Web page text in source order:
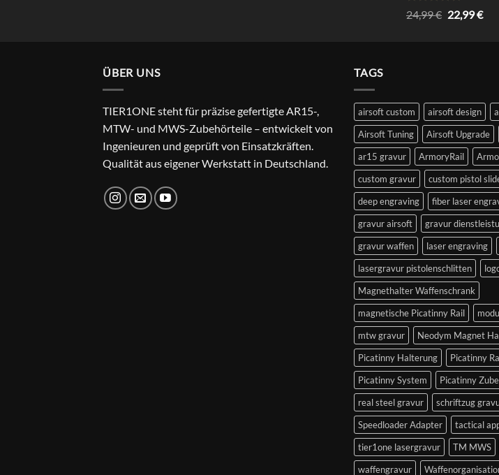
Rated4.67
out of 5
24,99€ Original
22,99€
ÜBER UNS
TIER1ONE steht für präzise gefertigte AR15-,
MTW- und MWS-Zubehörteile – entwickelt von
Ingenieuren und geprüft von Einsatzkräften.
Qualität aus eigener Werkstatt in Deutschland.
TAGS
airsoft custom airsoft design
Airsoft Tuning
Airsoft Upgrade
ar15 gravur
ArmoryRail
custom gravur
custom pistol
deep engraving
fiber laser
gravur airsoft
gravur
gravur waffen
laser engraving
lasergravur pistolenschlitten
Magnethalter Waffenschrank
magnetische Picatinny Rail
mtw gravur
Neodym Magnet
Picatinny Halterung
Picatinny
Picatinny System
Picatinny
real steel gravur
schriftzug
Speedloader Adapter
tactical
tier1one lasergravur
TM MWS
waffengravur